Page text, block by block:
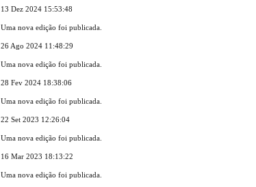
13 Dez 2024 15:53:48
Uma nova edição foi publicada.
26 Ago 2024 11:48:29
Uma nova edição foi publicada.
28 Fev 2024 18:38:06
Uma nova edição foi publicada.
22 Set 2023 12:26:04
Uma nova edição foi publicada.
16 Mar 2023 18:13:22
Uma nova edição foi publicada.